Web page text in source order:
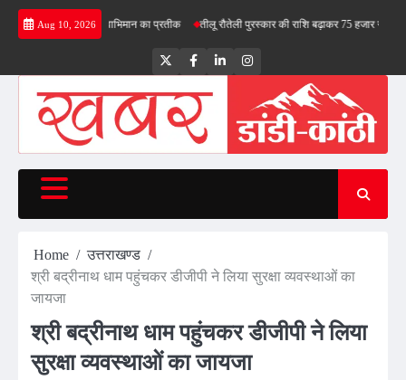
Skip
Aug 10, 2026
तिरंगा देश के स्वाभिमान का प्रतीक तीलू रौतेली पुरस्कार की राशि बढ़ाकर 75 हजार रुपये की
TwitterFacebookLinkedInInstagram
Home
उत्तराखण्ड
श्री बद्रीनाथ धाम पहुंचकर डीजीपी ने लिया सुरक्षा व्यवस्थाओं का
जायजा
श्री बद्रीनाथ धाम पहुंचकर डीजीपी ने लिया
सुरक्षा व्यवस्थाओं का जायजा